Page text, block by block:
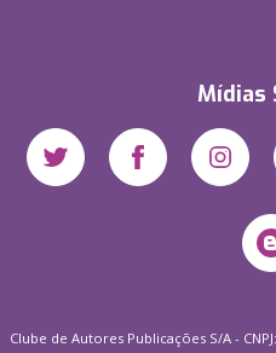
Mídias
Clube de Autores Publicações S/A -